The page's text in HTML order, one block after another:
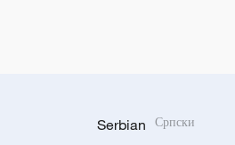
Serbian Српски